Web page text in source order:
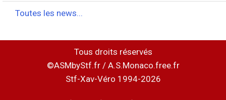
Toutes les news...
Tous droits réservés
©ASMbyStf.fr / A.S.Monaco.free.fr
Stf-Xav-Véro 1994-2026